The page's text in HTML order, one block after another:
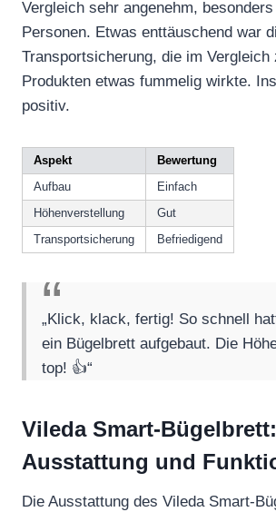
Vergleich sehr angenehm,
Personen. Etwas enttäuschend war
Transportsicherung, die im Vergleich
Produkten etwas fummelig wirkte.
positiv.
Aspekt
Bewertung
Aufbau
Einfach
Höhenverstellung
Gut
Transportsicherung
Befriedigend
„Klick, klack, fertig! So schnell
ein Bügelbrett aufgebaut. Die
top! 👍“
Vileda Smart-Bügelbrett:
Ausstattung und
Die Ausstattung des Vileda Smart-